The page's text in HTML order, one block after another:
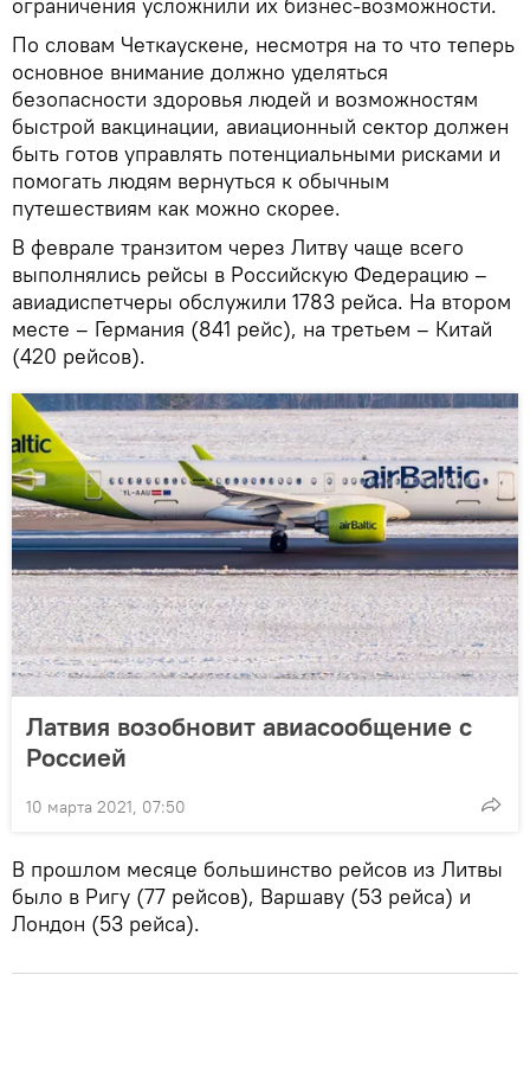
По словам Четкаускене, несмотря на то что теперь
основное внимание должно уделяться
безопасности здоровья людей и возможностям
быстрой вакцинации, авиационный сектор должен
быть готов управлять потенциальными рисками и
помогать людям вернуться к обычным
путешествиям как можно скорее.
В феврале транзитом через Литву чаще всего
выполнялись рейсы в Российскую Федерацию –
авиадиспетчеры обслужили 1783 рейса. На втором
месте – Германия (841 рейс), на третьем – Китай
(420 рейсов).
Латвия возобновит авиасообщение с
Россией
10 марта 2021, 07:50
В прошлом месяце большинство рейсов из Литвы
было в Ригу (77 рейсов), Варшаву (53 рейса) и
Лондон (53 рейса).